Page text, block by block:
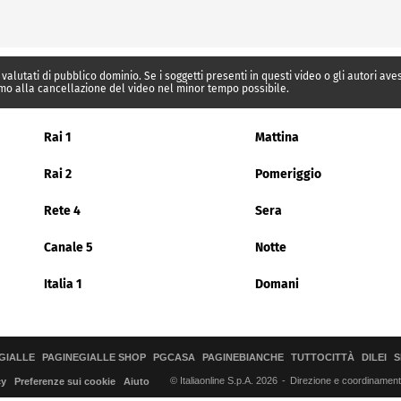
di pubblico dominio. Se i soggetti presenti in questi video o gli autori
alla cancellazione del video nel minor tempo possibile.
Rai 1 Mattina
Rai 2 Pomeriggio
Rete 4 Sera
Canale 5 Notte
Italia 1 Domani
PAGINEGIALLE SHOP PGCASA PAGINEBIANCHE TUTTOCITTÀ DILEI
Preferenze sui cookie Aiuto © Italiaonline S.p.A. 2026 Direzione e